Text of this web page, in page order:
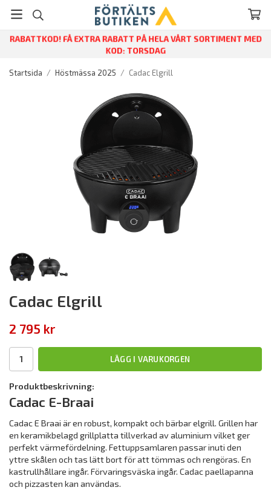
RABATTKOD! FÅ EXTRA RABATT PÅ HELA VÅRT SORTIMENT MED
KOD: TORSDAG
Startsida / Höstmässa 2025 / Cadac Elgrill
Cadac Elgrill
2 795 kr
LÄGG I VARUKORGEN
Produktbeskrivning:
Cadac E-Braai
Cadac E Braai är en robust, kompakt och bärbar elgrill. Grillen har
en keramikbelagd grillplatta tillverkad av aluminium vilket ger
perfekt värmefördelning. Fettuppsamlaren passar inuti den
yttre skålen och tas lätt bort för att tömmas och rengöras. En
kastrullhållare ingår. Förvaringsväska ingår. Cadac paellapanna
och pizzasten kan användas.